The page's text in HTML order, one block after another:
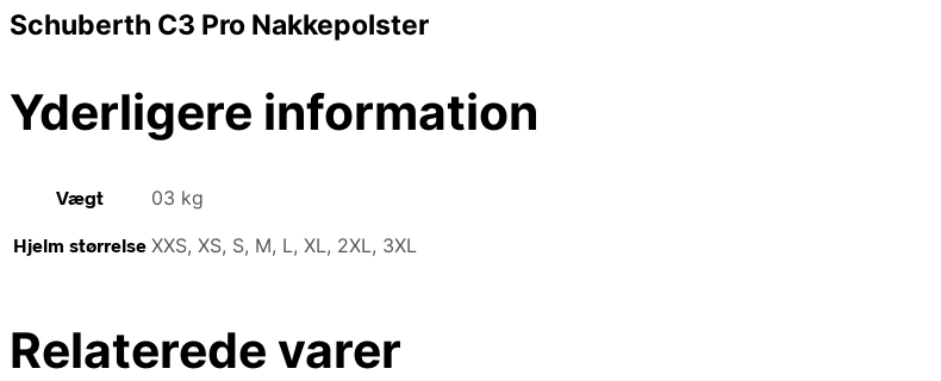
Schuberth C3 Pro Nakkepolster
Yderligere information
Vægt 03 kg
Hjelm størrelse XXS, XS, S, M, L, XL, 2XL, 3XL
Relaterede varer